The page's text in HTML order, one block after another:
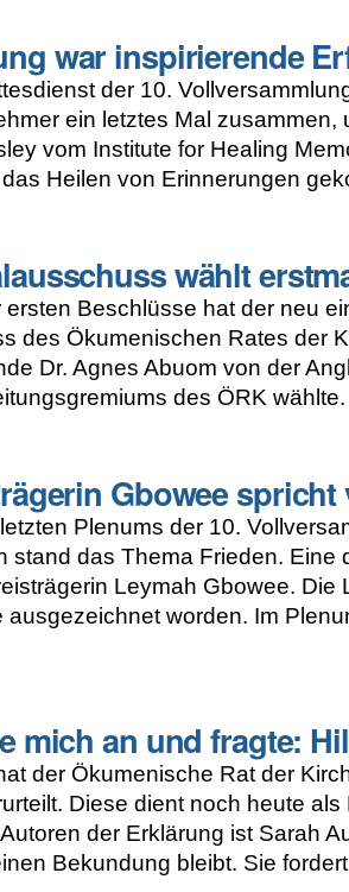
war inspirierende
der 10.
ein letztes Mal
vom Institute for Healing
Heilen von Erinnerungen
wählt
ersten Beschlüsse hat der neu
des Ökumenischen Rates der
Dr. Agnes Abuom von der
des ÖRK wählte.
Gbowee
Plenums der 10.
stand das Thema Frieden. Eine
Leymah Gbowee. Die
ausgezeichnet worden. Im
mich an und fragte:
der Ökumenische Rat der
Diese dient noch heute
der Erklärung ist Sarah
Bekundung bleibt. Sie